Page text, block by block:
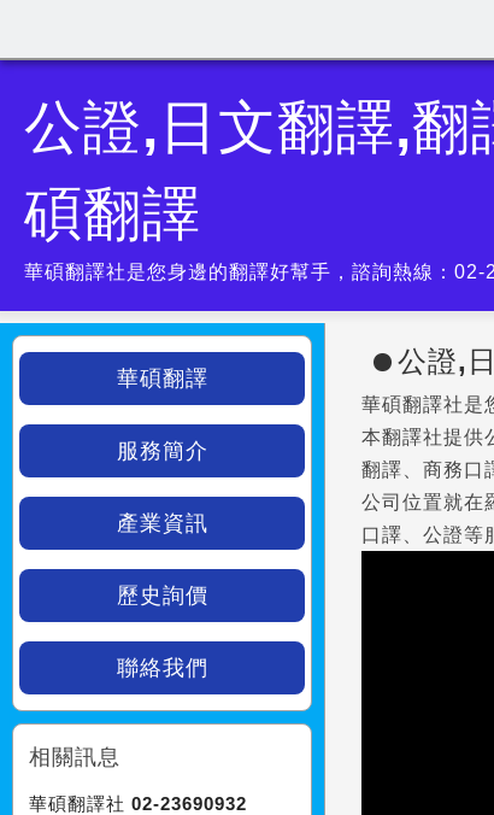
公證,日文翻譯,翻
碩翻譯
華碩翻譯社是您身邊的翻譯好幫手，諮詢熱線：
公證,
華碩翻譯社是
本翻譯社提供
翻譯、商務口
公司位置就在
口譯、公證等
華碩翻譯
服務簡介
產業資訊
歷史詢價
聯絡我們
相關訊息
華碩翻譯社 02-23690932